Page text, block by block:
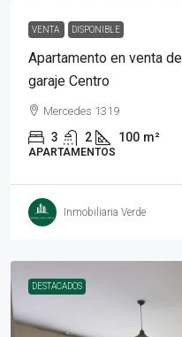
VENTA DISPONIBLE
Apartamento en venta
garaje Centro
Mercedes 1319
3 2 100 m²
APARTAMENTOS
Inmobiliaria Verde
DESTACADOS